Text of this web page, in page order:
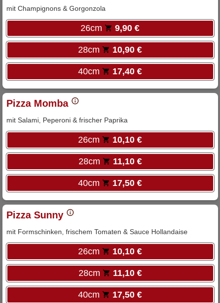
mit Champignons & Gorgonzola
26cm 9,90 €
28cm 10,90 €
40cm 17,40 €
Pizza Momba
mit Salami, Peperoni & frischer Paprika
26cm 10,10 €
28cm 11,10 €
40cm 17,50 €
Pizza Sunny
mit Formschinken, frischem Tomaten & Sauce Hollandaise
26cm 10,10 €
28cm 11,10 €
40cm 17,50 €